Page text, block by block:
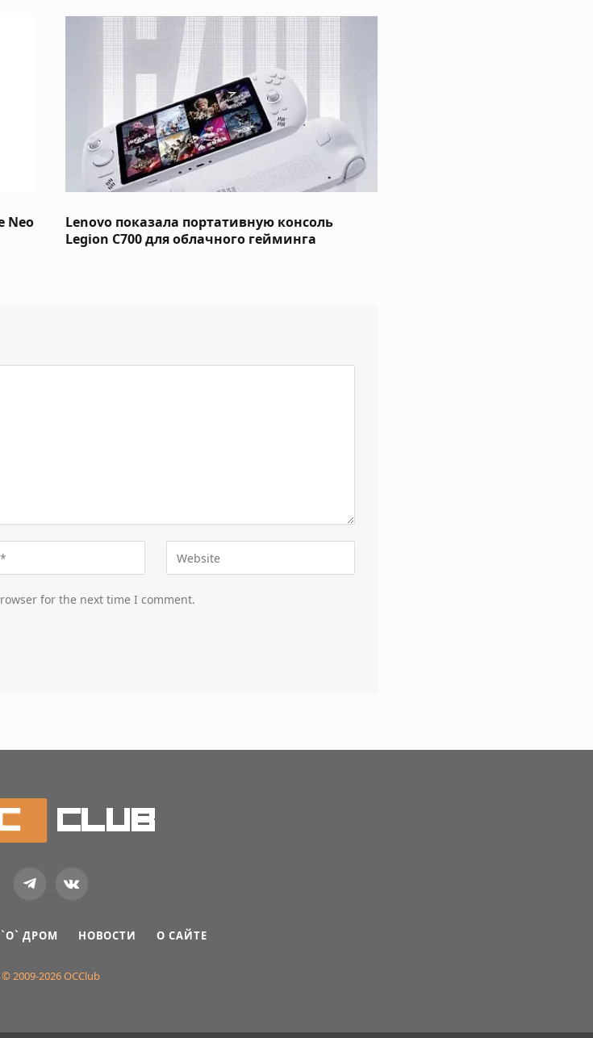
Neo
Lenovo показала портативную консоль
Legion C700 для облачного гейминга
for the next time I comment.
TelegramVKontakte
`О` ДРОМ НОВОСТИ О САЙТЕ
© 2009-2026 OCClub